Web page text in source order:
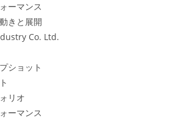
ーマンス
きと展開
Co. Ltd.
ショット
リオ
ーマンス